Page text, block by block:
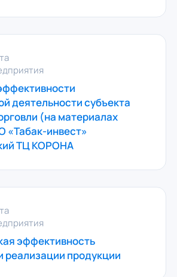
деятельности субъекта
(на материалах
«Табак-инвест»
ТЦ КОРОНА
эффективность
реализации продукции